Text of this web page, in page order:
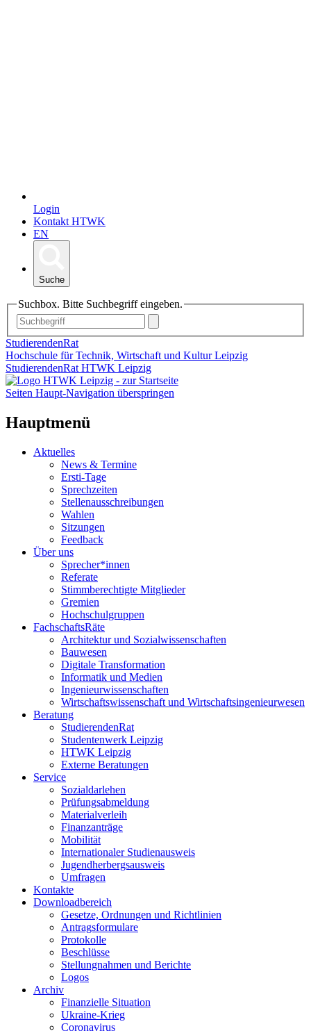
Login
Kontakt HTWK
EN
Suche
Suchbox. Bitte Suchbegriff eingeben.
StudierendenRat
Hochschule für Technik, Wirtschaft und Kultur Leipzig
StudierendenRat HTWK Leipzig
Seiten Haupt-Navigation überspringen
Hauptmenü
Aktuelles
News & Termine
Ersti-Tage
Sprechzeiten
Stellenausschreibungen
Wahlen
Sitzungen
Feedback
Über uns
Sprecher*innen
Referate
Stimmberechtigte Mitglieder
Gremien
Hochschulgruppen
FachschaftsRäte
Architektur und Sozialwissenschaften
Bauwesen
Digitale Transformation
Informatik und Medien
Ingenieurwissenschaften
Wirtschaftswissenschaft und Wirtschaftsingenieurwesen
Beratung
StudierendenRat
Studentenwerk Leipzig
HTWK Leipzig
Externe Beratungen
Service
Sozialdarlehen
Prüfungsabmeldung
Materialverleih
Finanzanträge
Mobilität
Internationaler Studienausweis
Jugendherbergsausweis
Umfragen
Kontakte
Downloadbereich
Gesetze, Ordnungen und Richtlinien
Antragsformulare
Protokolle
Beschlüsse
Stellungnahmen und Berichte
Logos
Archiv
Finanzielle Situation
Ukraine-Krieg
Coronavirus